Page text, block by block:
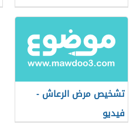
تشخيص مرض الرعاش -
فيديو